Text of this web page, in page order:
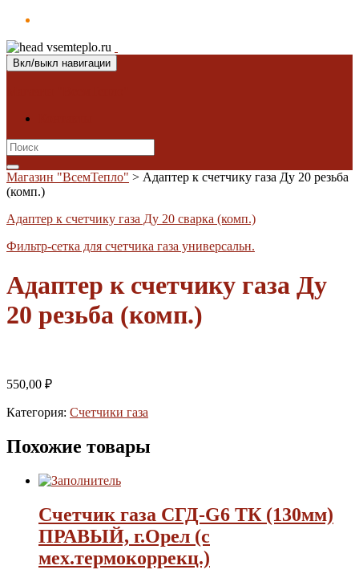
Вкл/выкл навигации
Search
for:
Магазин "ВсемТепло" > Адаптер к счетчику газа Ду 20 резьба
(комп.)
Адаптер к счетчику газа Ду 20 сварка (комп.)
Фильтр-сетка для счетчика газа универсальн.
Адаптер к счетчику газа Ду
20 резьба (комп.)
550,00 ₽
Категория: Счетчики газа
Похожие товары
Счетчик газа СГД-G6 ТК (130мм)
ПРАВЫЙ, г.Орел (с
мех.термокоррекц.)